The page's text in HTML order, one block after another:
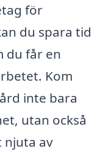
för
du spara tid
du får en
Kom
inte bara
utan också
njuta av